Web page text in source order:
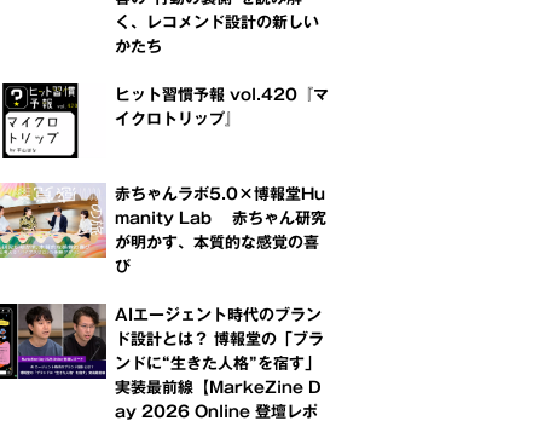
く、レコメンド設計の新しい
かたち
ヒット習慣予報 vol.420『マ
イクロトリップ』
赤ちゃんラボ5.0×博報堂Hu
manity Lab 赤ちゃん研究
が明かす、本質的な感覚の喜
び
AIエージェント時代のブラン
ド設計とは？ 博報堂の「ブラ
ンドに“生きた人格”を宿す」
実装最前線【MarkeZine D
ay 2026 Online 登壇レポ